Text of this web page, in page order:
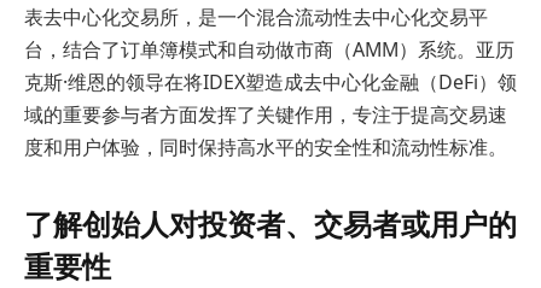
表去中心化交易所，是一个混合流动性去中心化交易平
台，结合了订单簿模式和自动做市商（AMM）系统。亚历
克斯·维恩的领导在将IDEX塑造成去中心化金融（DeFi）领
域的重要参与者方面发挥了关键作用，专注于提高交易速
度和用户体验，同时保持高水平的安全性和流动性标准。
了解创始人对投资者、交易者或用户的
重要性